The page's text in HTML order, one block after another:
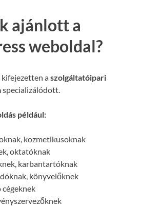
ajánlott a
weboldal?
aszolgáltatóipari
specializálódott.
például:
kozmetikusoknak
oktatóknak
karbantartóknak
könyvelőknek